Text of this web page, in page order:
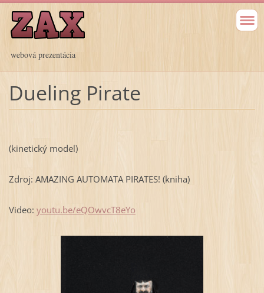
webová prezentácia
Dueling Pirate
(kinetický model)
Zdroj: AMAZING AUTOMATA PIRATES! (kniha)
Video: youtu.be/eQOwvcT8eYo